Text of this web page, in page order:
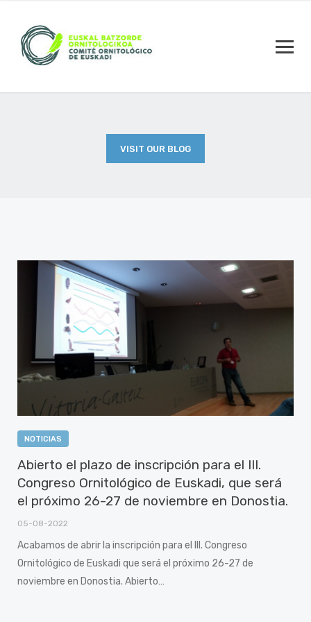
VISIT OUR BLOG
NOTICIAS
Abierto el plazo de inscripción para el III.
Congreso Ornitológico de Euskadi, que será
el próximo 26-27 de noviembre en Donostia.
05-08-2022
Acabamos de abrir la inscripción para el III. Congreso
Ornitológico de Euskadi que será el próximo 26-27 de
noviembre en Donostia. Abierto…